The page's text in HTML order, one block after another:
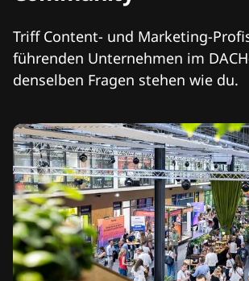
Triff Content- und Marketing-
führenden Unternehmen im
denselben Fragen stehen wie du.